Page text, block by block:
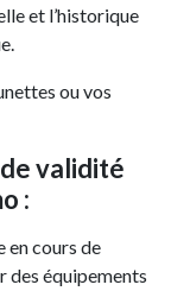
et l’historique
ou vos
validité
:
cours de
des équipements